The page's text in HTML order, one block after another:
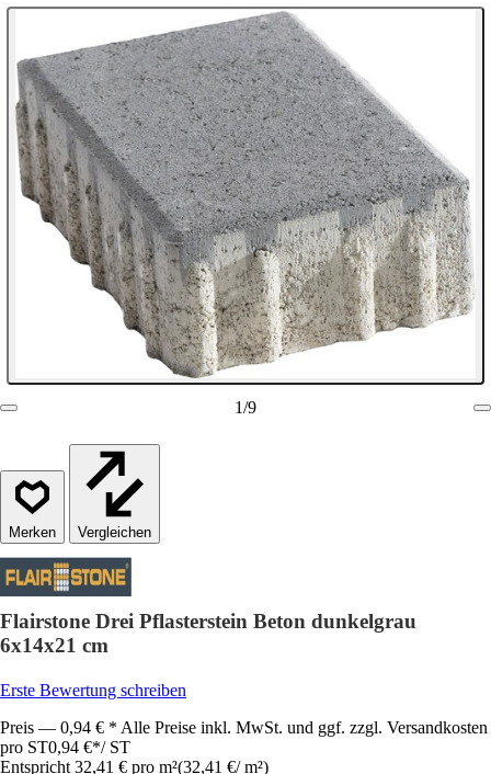
1/9
Vergleichen
Flairstone Drei Pflasterstein Beton dunkelgrau
6x14x21 cm
Erste Bewertung schreiben
Preis — 0,94 € * Alle Preise inkl. MwSt. und ggf. zzgl. Versandkosten
pro ST0,94 €*/ ST
Entspricht 32,41 € pro m²(32,41 €/ m²)